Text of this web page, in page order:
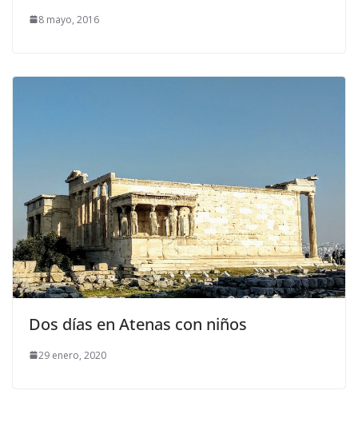
8 mayo, 2016
Dos días en Atenas con niños
29 enero, 2020